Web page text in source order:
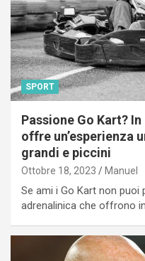
SPORT
Passione Go Kart?
offre un’esperienza
grandi e piccini
Ottobre 18, 2023 Manuel
Se ami i Go Kart non puoi
adrenalinica che offrono